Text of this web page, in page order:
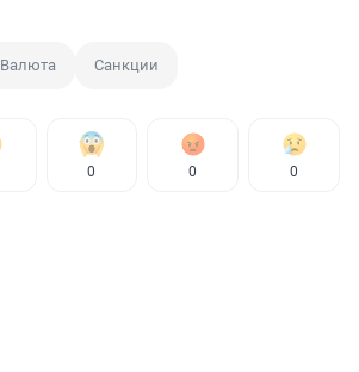
Валюта Санкции
0 0 0